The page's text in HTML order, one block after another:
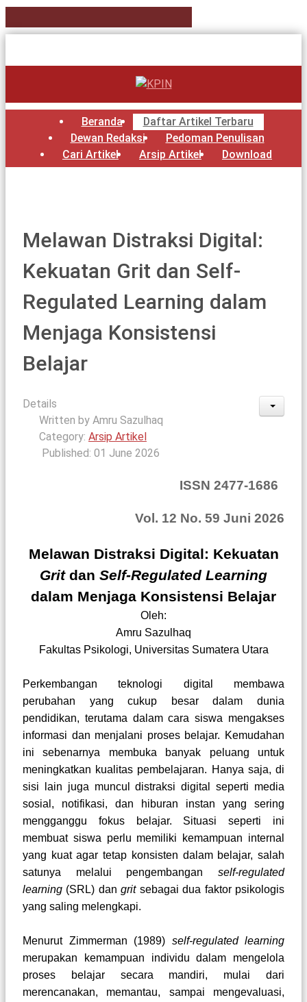
Beranda
Daftar Artikel Terbaru
Dewan Redaksi
Pedoman Penulisan
Cari Artikel
Arsip Artikel Download
Melawan Distraksi Digital:
Kekuatan Grit dan Self-
Regulated Learning dalam
Menjaga Konsistensi
Belajar
Details
Written by Amru Sazulhaq
Category: Arsip Artikel
Published: 01 June 2026
ISSN 2477-1686
Vol. 12 No. 59 Juni 2026
Melawan Distraksi Digital: Kekuatan
Gritdan Self-Regulated Learning
dalam Menjaga Konsistensi Belajar
Oleh:
Amru Sazulhaq
Fakultas Psikologi, Universitas Sumatera Utara
Perkembangan teknologi digital membawa
perubahan yang cukup besar dalam dunia
pendidikan, terutama dalam cara siswa mengakses
informasi dan menjalani proses belajar. Kemudahan
ini sebenarnya membuka banyak peluang untuk
meningkatkan kualitas pembelajaran. Hanya saja, di
sisi lain juga muncul distraksi digital seperti media
sosial, notifikasi, dan hiburan instan yang sering
mengganggu fokus belajar. Situasi seperti ini
membuat siswa perlu memiliki kemampuan internal
yang kuat agar tetap konsisten dalam belajar, salah
satunya melalui pengembangan self-regulated
learning (SRL) dangritsebagai dua faktor psikologis
yang saling melengkapi.
Menurut Zimmerman (1989) self-regulated learning
merupakan kemampuan individu dalam mengelola
proses belajar secara mandiri, mulai dari
merencanakan, memantau, sampai mengevaluasi,